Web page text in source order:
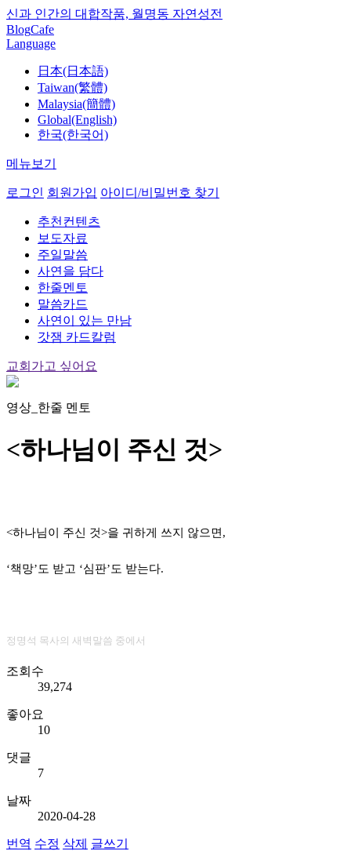
신과 인간의 대합작품, 월명동 자연성전
BlogCafe
Language
日本(日本語)
Taiwan(繁體)
Malaysia(簡體)
Global(English)
한국(한국어)
메뉴보기
로그인 회원가입 아이디/비밀번호 찾기
추천컨텐츠
보도자료
주일말씀
사연을 담다
한줄멘토
말씀카드
사연이 있는 만남
갓잼 카드칼럼
교회가고 싶어요
영상_한줄 멘토
<하나님이 주신 것>
<하나님이 주신 것>을 귀하게 쓰지 않으면,
‘책망’도 받고 ‘심판’도 받는다.
정명석 목사의 새벽말씀 중에서
조회수
39,274
좋아요
10
댓글
7
날짜
2020-04-28
번역 수정 삭제 글쓰기